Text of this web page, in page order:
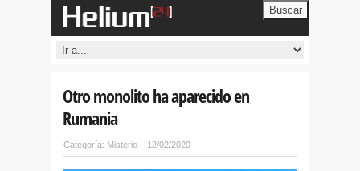
Buscar
Otro monolito ha aparecido en
Rumania
Categoría: Misterio 12/02/2020